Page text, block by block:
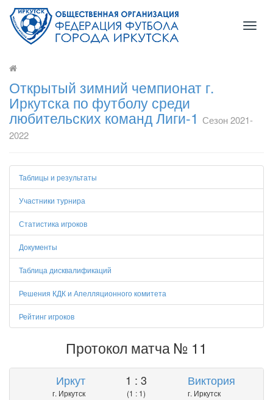
Открытый зимний чемпионат г.
Иркутска по футболу среди
любительских команд Лиги-1 Сезон 2021-
2022
Таблицы и результаты
Участники турнира
Статистика игроков
Документы
Таблица дисквалификаций
Решения КДК и Апелляционного комитета
Рейтинг игроков
Протокол матча № 11
Иркут
г. Иркутск
1 : 3
(1 : 1)
Виктория
г. Иркутск